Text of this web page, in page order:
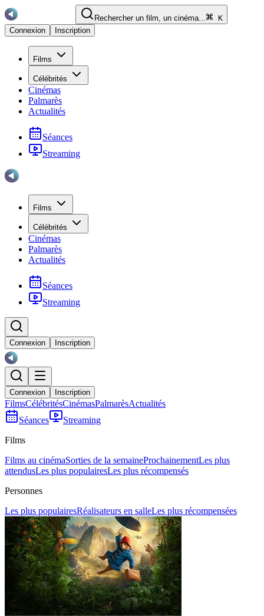
Rechercher un film, un cinéma...
K
Connexion
Inscription
Films
Célébrités
Cinémas
Palmarès
Actualités
Séances
Streaming
Films
Célébrités
Cinémas
Palmarès
Actualités
Séances
Streaming
Connexion Inscription
Connexion Inscription
FilmsCélébritésCinémasPalmarèsActualités
Séances
Streaming
Films
Films au cinémaSorties de la semaineProchainementLes plus
attendusLes plus populairesLes plus récompensés
Personnes
Les plus populairesRéalisateurs en salleLes plus récompensées